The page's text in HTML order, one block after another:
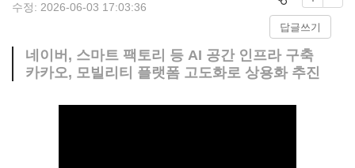
수정: 2026-06-03 17:03:36
답글쓰기
네이버, 스마트 팩토리 등 AI 공간 인프라 구축
카카오, 모빌리티 플랫폼 고도화로 상용화 추진